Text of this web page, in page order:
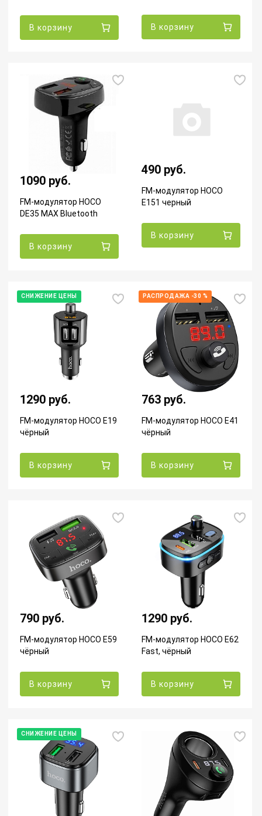
В корзину В корзину
1090 руб.
FM-модулятор HOCO
DE35 MAX Bluetooth
В корзину
490 руб.
FM-модулятор HOCO
E151 черный
В корзину
СНИЖЕНИЕ ЦЕНЫ
1290 руб.
FM-модулятор HOCO E19
чёрный
В корзину
РАСПРОДАЖА -30 %
763 руб.
FM-модулятор HOCO E41
чёрный
В корзину
790 руб.
FM-модулятор HOCO E59
чёрный
В корзину
1290 руб.
FM-модулятор HOCO E62
Fast, чёрный
В корзину
СНИЖЕНИЕ ЦЕНЫ